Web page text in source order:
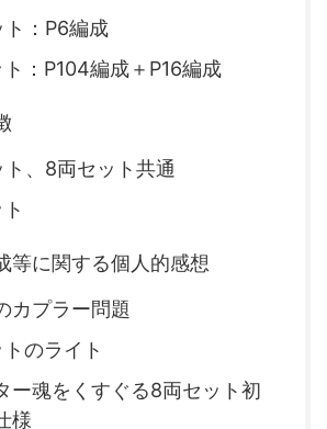
：P6編成
：P104編成＋P16編成
、8両セット共通
等に関する個人的感想
カプラー問題
のライト
ー魂をくすぐる8両セット初
様